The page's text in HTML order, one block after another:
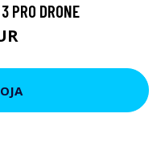
PRO DRONE